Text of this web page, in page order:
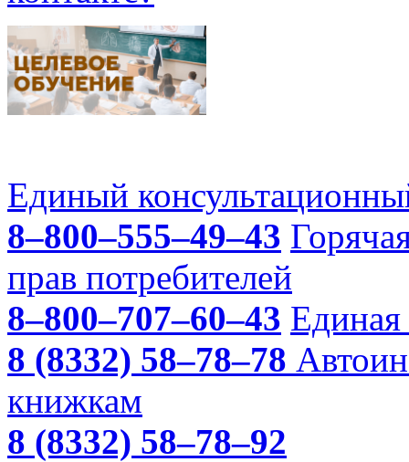
Единый
8–800–555–49–43
прав потребителей
8–800–707–60–43 Единая
8 (8332) 58–78–78
книжкам
8 (8332) 58–78–92